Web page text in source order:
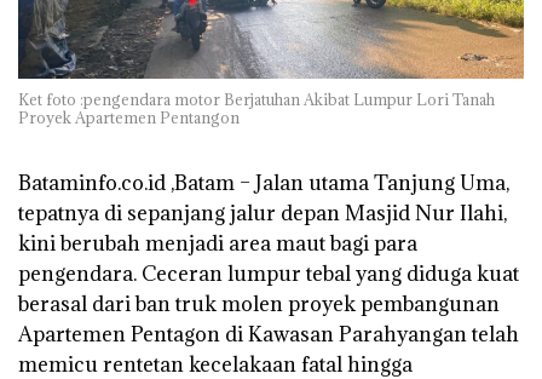
Ket foto :pengendara motor Berjatuhan Akibat Lumpur Lori Tanah
Proyek Apartemen Pentangon
Bataminfo.co.id ,Batam – Jalan utama Tanjung Uma,
tepatnya di sepanjang jalur depan Masjid Nur Ilahi,
kini berubah menjadi area maut bagi para
pengendara. Ceceran lumpur tebal yang diduga kuat
berasal dari ban truk molen proyek pembangunan
Apartemen Pentagon di Kawasan Parahyangan telah
memicu rentetan kecelakaan fatal hingga